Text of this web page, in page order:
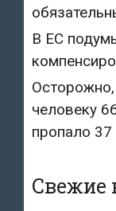
В ЕС
человеку
пропало
Свежие